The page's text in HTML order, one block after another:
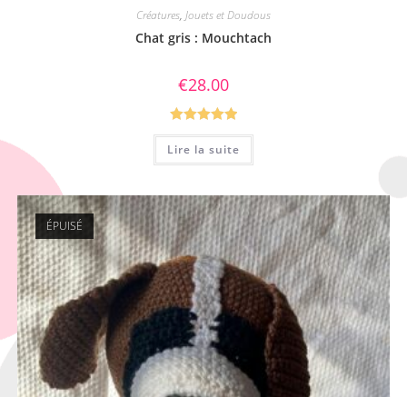
Créatures, Jouets et Doudous
Chat gris : Mouchtach
€28.00
Note5.00
sur 5
Lire la suite
ÉPUISÉ